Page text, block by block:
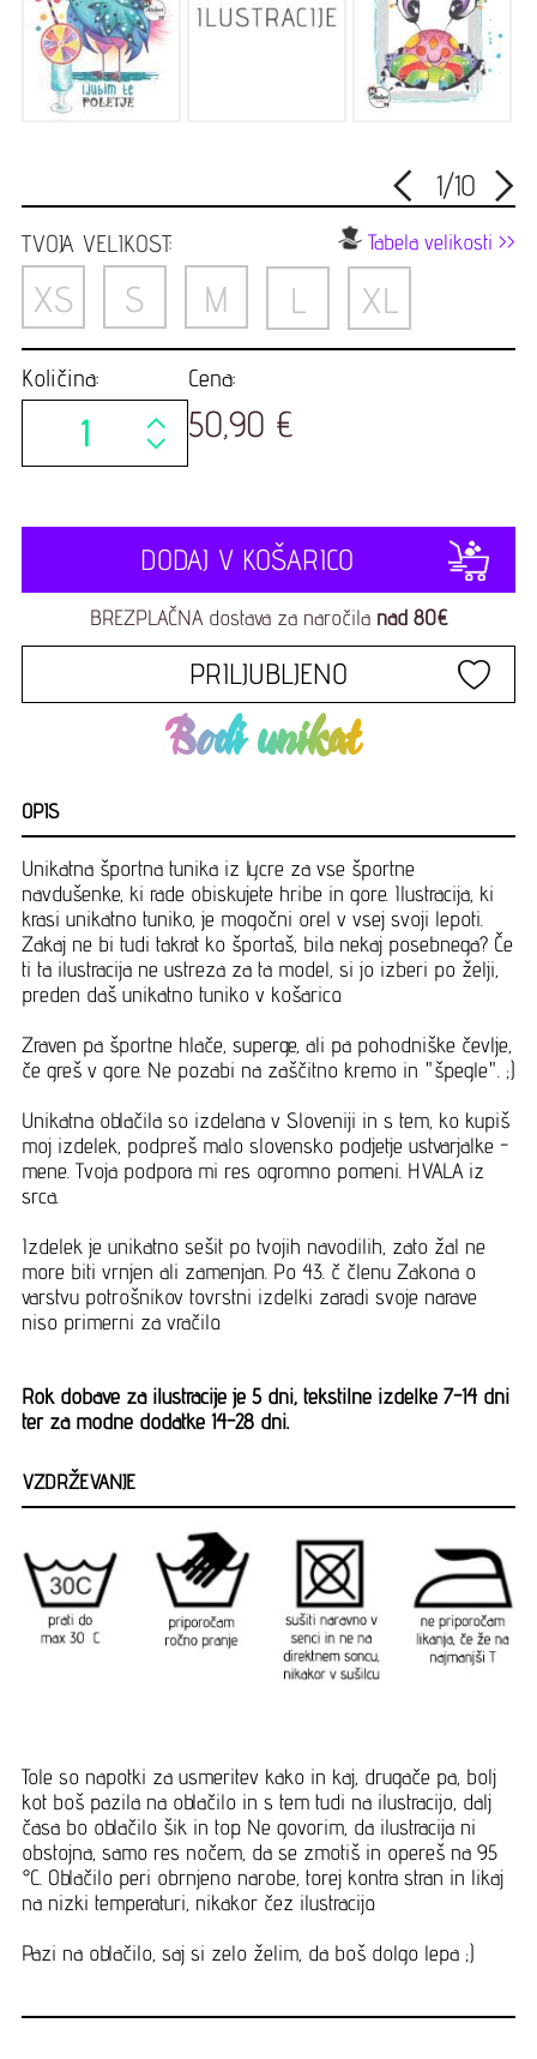
1/10
< >
Tabela velikosti >>
TVOJA VELIKOST:
XS S M L XL
Količina: Cena:
50,90 €
DODAJ V KOŠARICO
BREZPLAČNA dostava za naročila nad 80€
PRILJUBLJENO
Bodi unikat
OPIS
Unikatna športna tunika iz lycre za vse športne
navdušenke, ki rade obiskujete hribe in gore. Ilustracija, ki
krasi unikatno tuniko, je mogočni orel v vsej svoji lepoti.
Zakaj ne bi tudi takrat ko športaš, bila nekaj posebnega? Če
ti ta ilustracija ne ustreza za ta model, si jo izberi po želji,
preden daš unikatno tuniko v košarico.
Zraven pa športne hlače, superge, ali pa pohodniške čevlje,
če greš v gore. Ne pozabi na zaščitno kremo in "špegle". ;)
Unikatna oblačila so izdelana v Sloveniji in s tem, ko kupiš
moj izdelek, podpreš malo slovensko podjetje ustvarjalke -
mene. Tvoja podpora mi res ogromno pomeni. HVALA iz
srca.
Izdelek je unikatno sešit po tvojih navodilih, zato žal ne
more biti vrnjen ali zamenjan. Po 43. č členu Zakona o
varstvu potrošnikov tovrstni izdelki zaradi svoje narave
niso primerni za vračilo.
Rok dobave za ilustracije je 5 dni, tekstilne izdelke 7-14 dni
ter za modne dodatke 14-28 dni.
VZDRŽEVANJE
Tole so napotki za usmeritev kako in kaj, drugače pa, bolj
kot boš pazila na oblačilo in s tem tudi na ilustracijo, dalj
časa bo oblačilo šik in top. Ne govorim, da ilustracija ni
obstojna, samo res nočem, da se zmotiš in opereš na 95
°C. Oblačilo peri obrnjeno narobe, torej kontra stran in likaj
na nizki temperaturi, nikakor čez ilustracijo.
Pazi na oblačilo, saj si zelo želim, da boš dolgo lepa ;)